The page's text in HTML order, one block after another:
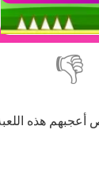
👎